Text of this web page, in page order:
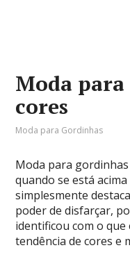
Moda
cores
Moda para Gordinhas
Moda para gordinhas
quando se está
simplesmente
poder de disfarçar,
identificou com o
tendência de cores e